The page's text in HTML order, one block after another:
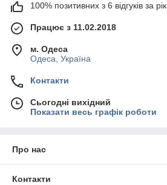
100% позитивних з 6 відгуків за рік
Працює з 11.02.2018
м. Одеса
Одеса, Україна
Контакти
Сьогодні вихідний
Показати весь графік роботи
Про нас
Контакти